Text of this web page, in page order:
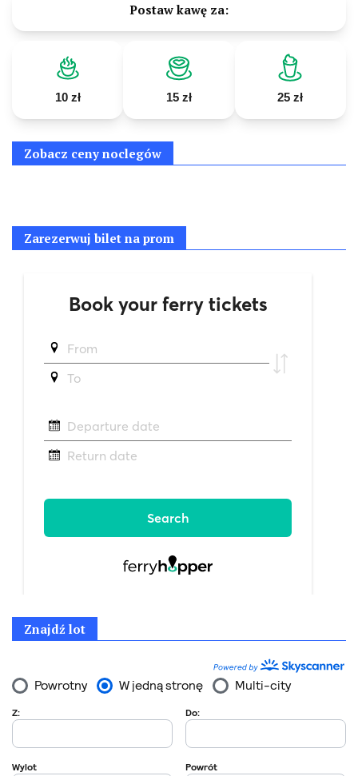
Postaw kawę za:
10 zł 15 zł 25 zł
Zobacz ceny noclegów
Zarezerwuj bilet na prom
Znajdź lot